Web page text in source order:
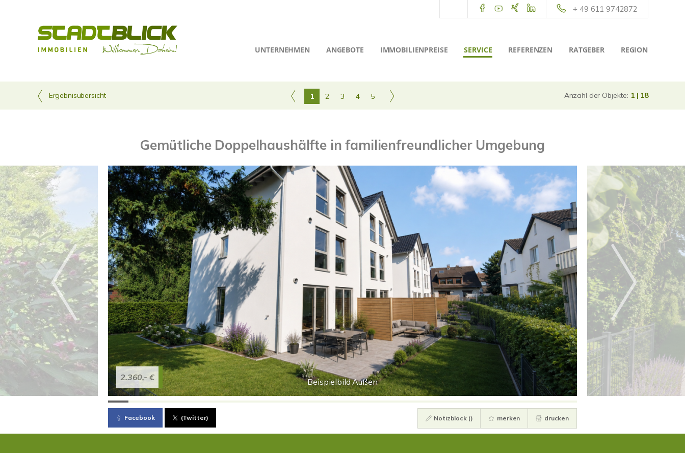
+ 49 611 9742872
UNTERNEHMEN ANGEBOTE IMMOBILIENPREISE SERVICE REFERENZEN RATGEBER REGION
Ergebnisübersicht 1 2 3 4 5 Anzahl der Objekte: 1 | 18
Gemütliche Doppelhaushälfte in familienfreundlicher Umgebung
Beispielbild Außen
2.360,- €
Facebook (Twitter) Notizblock () merken drucken